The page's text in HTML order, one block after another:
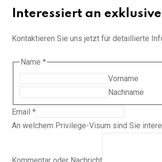
Interessiert an
Kontaktieren Sie uns jetzt für detaillierte
Name *
Vorname
Nachname
Email *
An welchem Privilege-Visum sind Sie